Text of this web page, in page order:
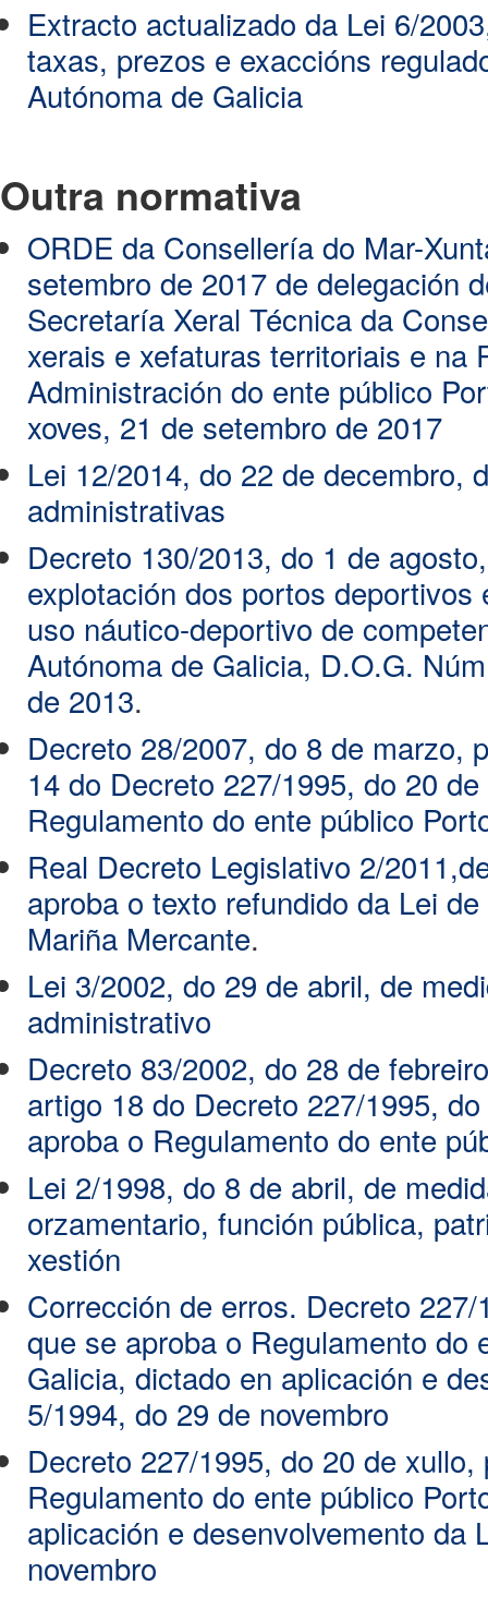
Extracto actualizado da Lei 6/
taxas, prezos e exaccións
Autónoma de Galicia
Outra normativa
ORDE da Consellería do Mar-
setembro de 2017 de delegación
Secretaría Xeral Técnica da
xerais e xefaturas territoriais e na
Administración do ente público
xoves, 21 de setembro de 2017
Lei 12/2014, do 22 de decembro,
administrativas
Decreto 130/2013, do 1 de
explotación dos portos
uso náutico-deportivo de
Autónoma de Galicia, D.O.G.
de 2013.
Decreto 28/2007, do 8 de marzo,
14 do Decreto 227/1995, do 20
Regulamento do ente público
Real Decreto Legislativo 2/
aproba o texto refundido da Lei
Mariña Mercante.
Lei 3/2002, do 29 de abril, de
administrativo
Decreto 83/2002, do 28 de
artigo 18 do Decreto 227/1995,
aproba o Regulamento do ente
Lei 2/1998, do 8 de abril, de
orzamentario, función pública,
xestión
Corrección de erros. Decreto
que se aproba o Regulamento do
Galicia, dictado en aplicación e
5/1994, do 29 de novembro
Decreto 227/1995, do 20 de
Regulamento do ente público
aplicación e desenvolvemento da
novembro